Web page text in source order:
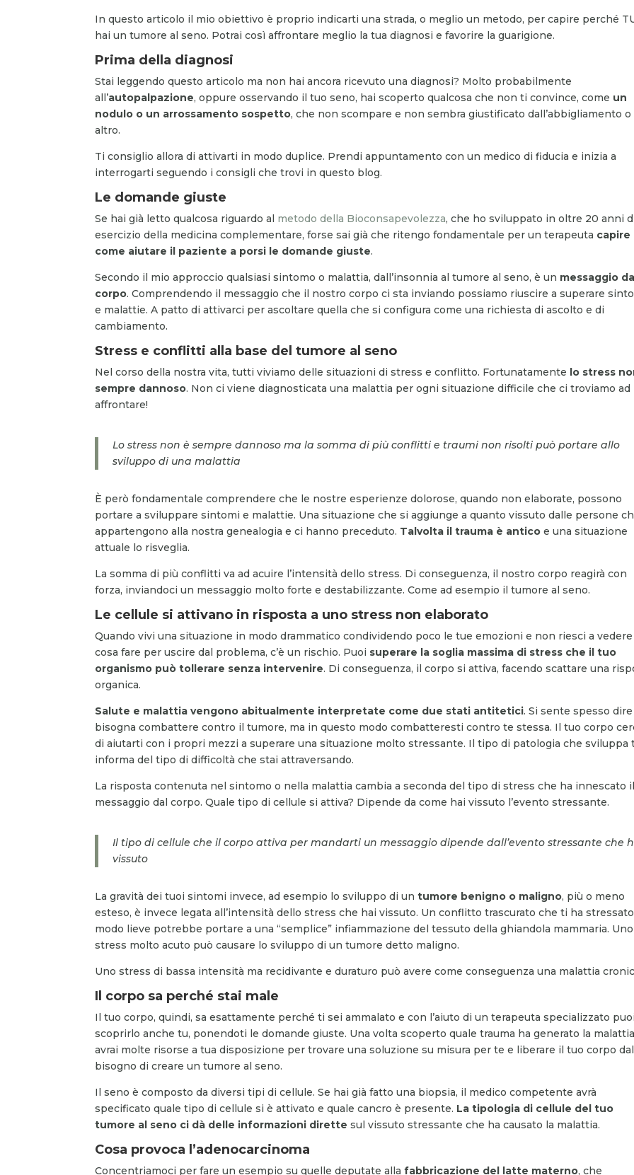
In questo articolo il mio obiettivo è proprio indicarti una strada, o meglio un metodo, per capire perché
hai un tumore al seno. Potrai così affrontare meglio la tua diagnosi e favorire la guarigione.
Prima della diagnosi
Stai leggendo questo articolo ma non hai ancora ricevuto una diagnosi? Molto probabilmente
all’autopalpazione, oppure osservando il tuo seno, hai scoperto qualcosa che non ti convince, come un
nodulo o un arrossamento sospetto, che non scompare e non sembra giustificato dall’abbigliamento o
altro.
Ti consiglio allora di attivarti in modo duplice. Prendi appuntamento con un medico di fiducia e inizia a
interrogarti seguendo i consigli che trovi in questo blog.
Le domande giuste
Se hai già letto qualcosa riguardo al metodo della Bioconsapevolezza, che ho sviluppato in oltre 20 anni
esercizio della medicina complementare, forse sai già che ritengo fondamentale per un terapeuta capire
come aiutare il paziente a porsi le domande giuste.
Secondo il mio approccio qualsiasi sintomo o malattia, dall’insonnia al tumore al seno, è un messaggio
corpo. Comprendendo il messaggio che il nostro corpo ci sta inviando possiamo riuscire a superare
e malattie. A patto di attivarci per ascoltare quella che si configura come una richiesta di ascolto e di
cambiamento.
Stress e conflitti alla base del tumore al seno
Nel corso della nostra vita, tutti viviamo delle situazioni di stress e conflitto. Fortunatamente lo stress
sempre dannoso. Non ci viene diagnosticata una malattia per ogni situazione difficile che ci troviamo ad
affrontare!
Lo stress non è sempre dannoso ma la somma di più conflitti e traumi non risolti può portare allo
sviluppo di una malattia
È però fondamentale comprendere che le nostre esperienze dolorose, quando non elaborate, possono
portare a sviluppare sintomi e malattie. Una situazione che si aggiunge a quanto vissuto dalle persone
appartengono alla nostra genealogia e ci hanno preceduto. Talvolta il trauma è anticoe una situazione
attuale lo risveglia.
La somma di più conflitti va ad acuire l’intensità dello stress. Di conseguenza, il nostro corpo reagirà con
forza, inviandoci un messaggio molto forte e destabilizzante. Come ad esempio il tumore al seno.
Le cellule si attivano in risposta a uno stress non elaborato
Quando vivi una situazione in modo drammatico condividendo poco le tue emozioni e non riesci a vedere
cosa fare per uscire dal problema, c’è un rischio. Puoi superare la soglia massima di stress che il tuo
organismo può tollerare senza intervenire. Di conseguenza, il corpo si attiva, facendo scattare una
organica.
Salute e malattia vengono abitualmente interpretate come due stati antitetici. Si sente spesso
bisogna combattere contro il tumore, ma in questo modo combatteresti contro te stessa. Il tuo corpo
di aiutarti con i propri mezzi a superare una situazione molto stressante. Il tipo di patologia che sviluppa
informa del tipo di difficoltà che stai attraversando.
La risposta contenuta nel sintomo o nella malattia cambia a seconda del tipo di stress che ha innescato il
messaggio dal corpo. Quale tipo di cellule si attiva? Dipende da come hai vissuto l’evento stressante.
Il tipo di cellule che il corpo attiva per mandarti un messaggio dipende dall’evento stressante che
vissuto
La gravità dei tuoi sintomi invece, ad esempio lo sviluppo di untumore benigno o maligno, più o meno
esteso, è invece legata all’intensità dello stress che hai vissuto. Un conflitto trascurato che ti ha
modo lieve potrebbe portare a una “semplice” infiammazione del tessuto della ghiandola mammaria. Uno
stress molto acuto può causare lo sviluppo di un tumore detto maligno.
Uno stress di bassa intensità ma recidivante e duraturo può avere come conseguenza una malattia
Il corpo sa perché stai male
Il tuo corpo, quindi, sa esattamente perché ti sei ammalato e con l’aiuto di un terapeuta specializzato puoi
scoprirlo anche tu, ponendoti le domande giuste. Una volta scoperto quale trauma ha generato la malattia
avrai molte risorse a tua disposizione per trovare una soluzione su misura per te e liberare il tuo corpo dal
bisogno di creare un tumore al seno.
Il seno è composto da diversi tipi di cellule. Se hai già fatto una biopsia, il medico competente avrà
specificato quale tipo di cellule si è attivato e quale cancro è presente. La tipologia di cellule del tuo
tumore al seno ci dà delle informazioni direttesul vissuto stressante che ha causato la malattia.
Cosa provoca l’adenocarcinoma
Concentriamoci per fare un esempio su quelle deputate allafabbricazione del latte materno, che